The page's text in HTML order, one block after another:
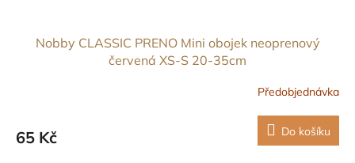
Nobby CLASSIC PRENO Mini obojek neoprenový
červená XS-S 20-35cm
Předobjednávka
65 Kč Do košíku